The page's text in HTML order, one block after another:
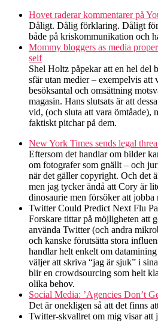
Hovet raderar kommentarer på
Dåligt. Dålig förklaring. Dåligt
både på kriskommunikation och
Mommy bloggers as media
self
Shel Holtz påpekar att en hel del
sfär utan medier – exempelvis att
besöksantal och omsättning
magasin. Hans slutsats är att
vid, (och sluta att vara ömtåade),
faktiskt pitchar på dem.
New York Times sends legal
Eftersom det handlar om bilder
om fotografer som gnällt – och
när det gäller copyright. Och det
men jag tycker ändå att Cory är
dinosaurie men försöker att jobba
Twitter Could Predict Next Flu
Forskare tittar på möjligheten att
använda Twitter (och andra
och kanske förutsätta stora
handlar helt enkelt om
väljer att skriva “jag är sjuk” i
blir en crowdsourcing som helt
olika behov.
Social Media: ’Agencies Don’t
Det är onekligen så att det finns
Twitter-skvallret om mig visar att